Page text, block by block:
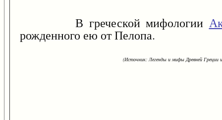
В греческой мифологии
рожденного ею от Пелопа.
(Источник: Легенды и мифы Древней